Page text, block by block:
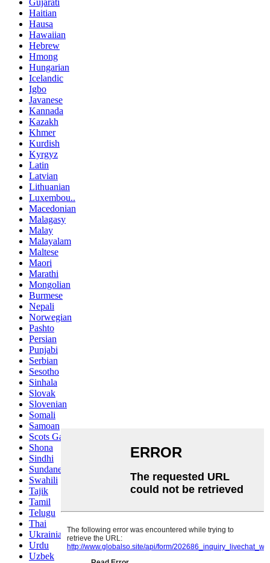
Gujarati
Haitian
Hausa
Hawaiian
Hebrew
Hmong
Hungarian
Icelandic
Igbo
Javanese
Kannada
Kazakh
Khmer
Kurdish
Kyrgyz
Latin
Latvian
Lithuanian
Luxembou..
Macedonian
Malagasy
Malay
Malayalam
Maltese
Maori
Marathi
Mongolian
Burmese
Nepali
Norwegian
Pashto
Persian
Punjabi
Serbian
Sesotho
Sinhala
Slovak
Slovenian
Somali
Samoan
Scots Gaelic
Shona
Sindhi
Sundanese
Swahili
Tajik
Tamil
Telugu
Thai
Ukrainian
Urdu
Uzbek